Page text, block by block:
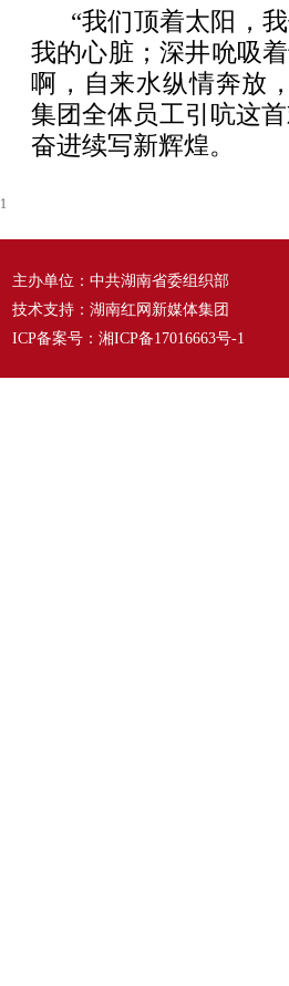
“我们顶着太阳，
我的心脏；深井吮吸
啊，自来水纵情奔放
集团全体员工引吭这
奋进续写新辉煌。
1
主办单位：中共湖南省委组织部
技术支持：湖南红网新媒体集团
ICP备案号： 湘ICP备17016663号-1